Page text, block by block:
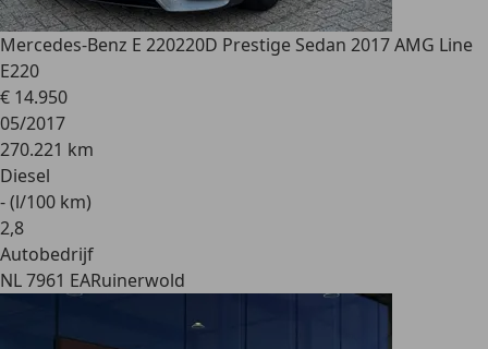
Mercedes-Benz E 220220D Prestige Sedan 2017 AMG Line
E220
€ 14.950
05/2017
270.221 km
Diesel
- (l/100 km)
2,8
Autobedrijf
NL 7961 EARuinerwold